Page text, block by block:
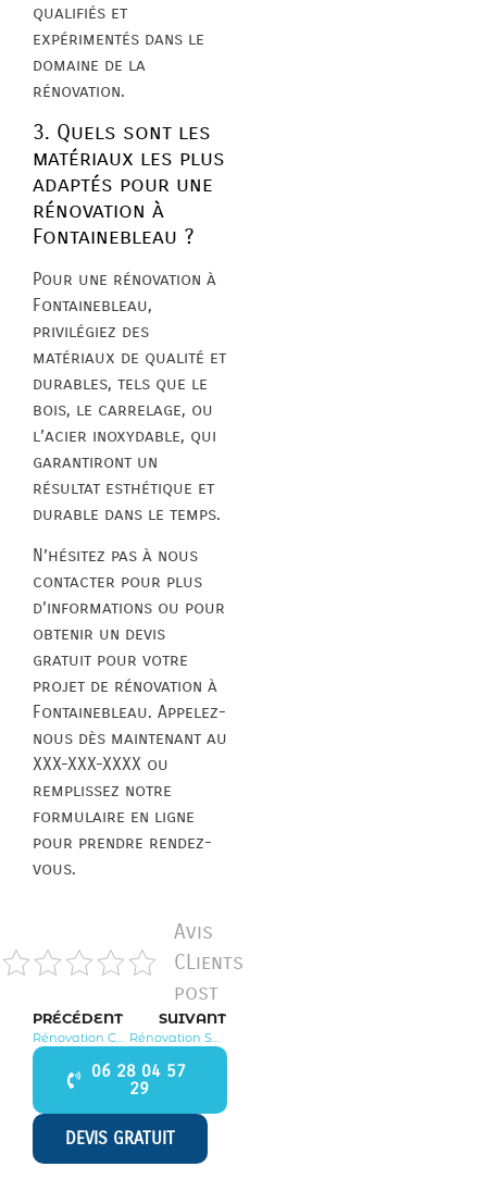
qualifiés et
expérimentés dans le
domaine de la
rénovation.
3. Quels sont les
matériaux les plus
adaptés pour une
rénovation à
Fontainebleau ?
Pour une rénovation à
Fontainebleau,
privilégiez des
matériaux de qualité et
durables, tels que le
bois, le carrelage, ou
l’acier inoxydable, qui
garantiront un
résultat esthétique et
durable dans le temps.
N’hésitez pas à nous
contacter pour plus
d’informations ou pour
obtenir un devis
gratuit pour votre
projet de rénovation à
Fontainebleau. Appelez-
nous dès maintenant au
XXX-XXX-XXXX ou
remplissez notre
formulaire en ligne
pour prendre rendez-
vous.
Avis
CLients
post
PRÉCÉDENT
Rénovation Compans 77290
SUIVANT
Rénovation Saint Fargeau Ponthierry 77310
06 28 04 57
29
DEVIS GRATUIT